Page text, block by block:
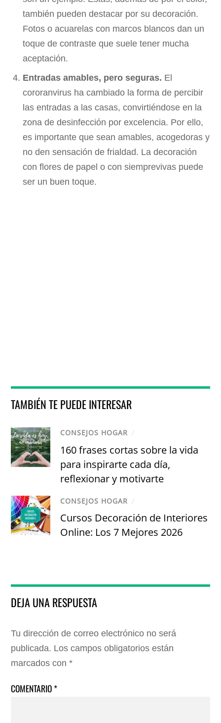
también pueden destacar por su decoración.
Fotos o acuarelas con marcos blancos dan un
toque de contraste que suele tener mucha
aceptación.
Entradas amables, pero seguras. El
cororanvirus ha cambiado la forma de percibir
las entradas a las casas, convirtiéndose en la
zona de desinfección por excelencia. Por ello,
es importante que sean amables, acogedoras y
no den sensación de frialdad. La decoración
con flores de papel o con siemprevivas puede
ser un buen toque.
TAMBIÉN TE PUEDE INTERESAR
CONSEJOS HOGAR /
160 frases cortas sobre la vida
para inspirarte cada día,
reflexionar y motivarte
CONSEJOS HOGAR /
Cursos Decoración de Interiores
Online: Los 7 Mejores 2026
DEJA UNA RESPUESTA
Tu dirección de correo electrónico no será
publicada. Los campos obligatorios están
marcados con*
COMENTARIO*